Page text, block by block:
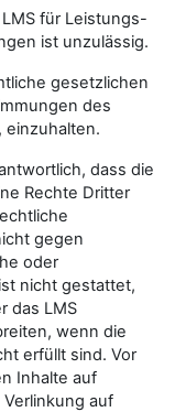
für Leistungs-
ist unzulässig.
gesetzlichen
des
einzuhalten.
dass die
Rechte Dritter
gegen
oder
nicht gestattet,
das LMS
wenn die
erfüllt sind. Vor
Inhalte auf
auf